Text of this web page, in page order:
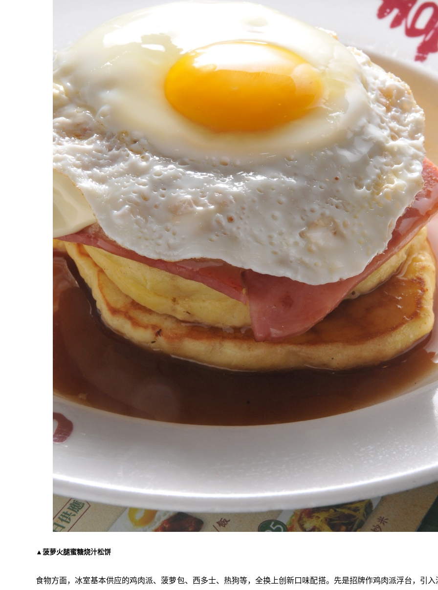
▲菠萝火腿蜜糖烧汁松饼
食物方面，冰室基本供应的鸡肉派、菠萝包、西多士、热狗等，全换上创新口味配搭。先是招牌作鸡肉派浮台，引入